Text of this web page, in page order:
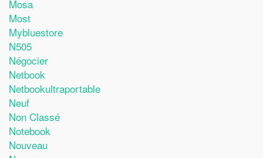
Mosa
Most
Mybluestore
N505
Négocier
Netbook
Netbookultraportable
Neuf
Non Classé
Notebook
Nouveau